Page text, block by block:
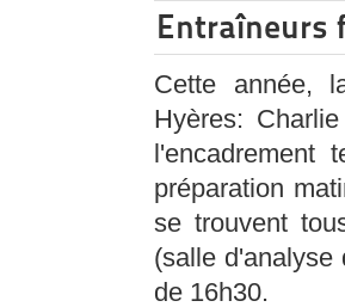
Entraîneurs
Cette année,
Hyères:
l'encadrement
préparation
se trouvent
(salle d'analyse
de 16h30.